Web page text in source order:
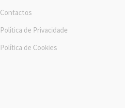
Contactos
Política de Privacidade
Política de Cookies